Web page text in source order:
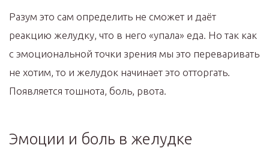
Разум это сам определить не сможет и даёт
реакцию желудку, что в него «упала» еда. Но так как
с эмоциональной точки зрения мы это переваривать
не хотим, то и желудок начинает это отторгать.
Появляется тошнота, боль, рвота.
Эмоции и боль в желудке